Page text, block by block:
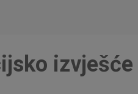
izvješće